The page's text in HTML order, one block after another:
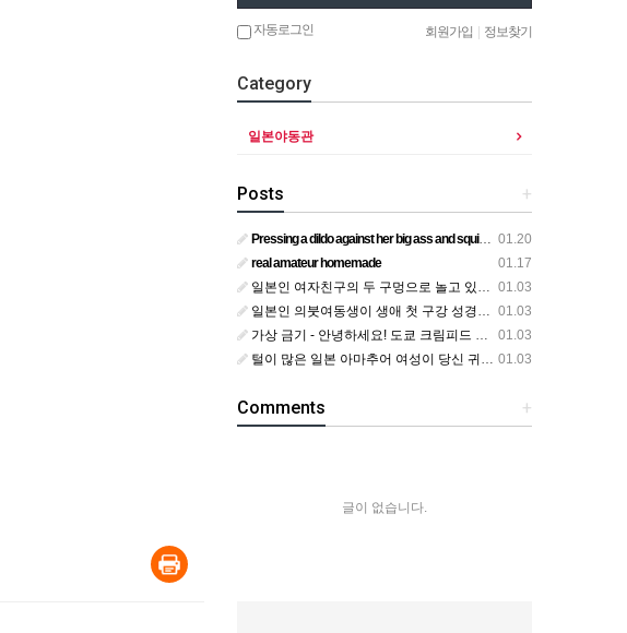
자동로그인 회원가입 정보찾기
Category
일본야동관
+
Posts
01.20
Pressing a dildo against her big ass and squirting from below
01.17
real amateur homemade
01.03
일본인 여자친구의 두 구멍으로 놀고 있어요
01.03
일본인 의붓여동생이 생애 첫 구강 성경험을 공개하다
01.03
가상 금기 - 안녕하세요! 도쿄 크림피드 시엘에서
01.03
털이 많은 일본 아마추어 여성이 당신 귀에 대고 신음하며 자위합니다. 그녀가 오르가즘에 도달하는 모습을 보세요?
+
Comments
글이 없습니다.